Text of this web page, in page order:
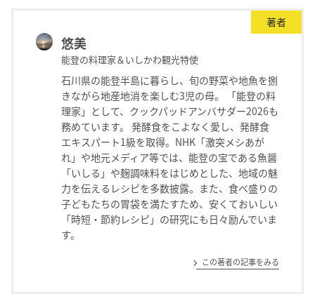
著者
悠美
能登の料理家＆いしかわ観光特使
石川県の能登半島に暮らし、旬の野菜や地魚を捌
きながら地産地消を楽しむ3児の母。 「能登の料
理家」として、クックパッドアンバサダー2026も
務めています。 発酵食をこよなく愛し、発酵食
エキスパート1級を取得。NHK「激突メシあが
れ」や地元メディア等では、能登の宝である魚醤
「いしる」や麹調味料をはじめとした、地域の魅
力を伝えるレシピを多数披露。また、食べ盛りの
子どもたちの胃袋を満たすため、安くておいしい
「時短・節約レシピ」の研究にも日々励んでいま
す。
この著者の記事をみる